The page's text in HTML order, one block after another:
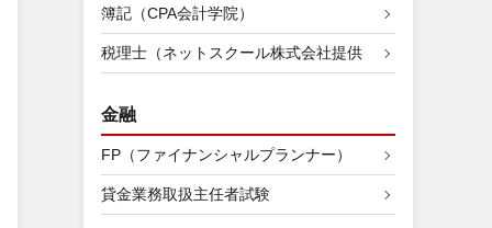
簿記（CPA会計学院）
税理士（ネットスクール株式会社提供
金融
FP（ファイナンシャルプランナー）
貸金業務取扱主任者試験